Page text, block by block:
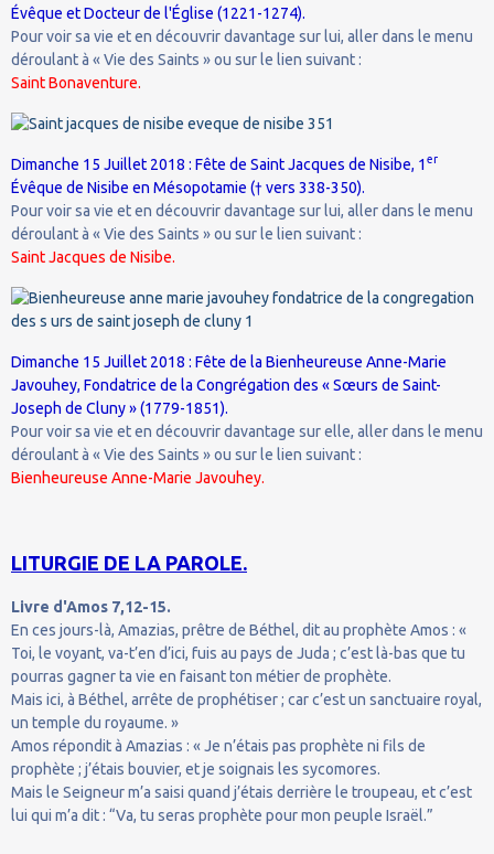
Évêque et Docteur de l'Église (1221-1274).
Pour voir sa vie et en découvrir davantage sur lui, aller dans le menu
déroulant à « Vie des Saints » ou sur le lien suivant :
Saint Bonaventure.
Dimanche 15 Juillet 2018 : Fête de Saint Jacques de Nisibe, 1er
Évêque de Nisibe en Mésopotamie († vers 338-350).
Pour voir sa vie et en découvrir davantage sur lui, aller dans le menu
déroulant à « Vie des Saints » ou sur le lien suivant :
Saint Jacques de Nisibe.
Dimanche 15 Juillet 2018 : Fête de la Bienheureuse Anne-Marie
Javouhey, Fondatrice de la Congrégation des « Sœurs de Saint-
Joseph de Cluny » (1779-1851).
Pour voir sa vie et en découvrir davantage sur elle, aller dans le menu
déroulant à « Vie des Saints » ou sur le lien suivant :
Bienheureuse Anne-Marie Javouhey.
LITURGIE DE LA PAROLE.
Livre d'Amos 7,12-15.
En ces jours-là, Amazias, prêtre de Béthel, dit au prophète Amos : «
Toi, le voyant, va-t’en d’ici, fuis au pays de Juda ; c’est là-bas que tu
pourras gagner ta vie en faisant ton métier de prophète.
Mais ici, à Béthel, arrête de prophétiser ; car c’est un sanctuaire royal,
un temple du royaume. »
Amos répondit à Amazias : « Je n’étais pas prophète ni fils de
prophète ; j’étais bouvier, et je soignais les sycomores.
Mais le Seigneur m’a saisi quand j’étais derrière le troupeau, et c’est
lui qui m’a dit : “Va, tu seras prophète pour mon peuple Israël.”